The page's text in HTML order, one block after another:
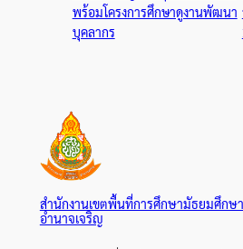
พร้อมโครงการศึกษาดูงานพัฒนา
บุคลากร
สำนักงานเขตพื้นที่การศึกษามัธยมศึกษ
อำนาจเจริญ